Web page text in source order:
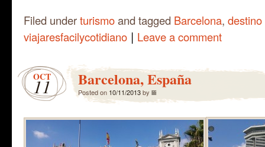
Filed underturismoand tagged Barcelona,
viajaresfacilycotidiano | Leave a comment
OCT
11 Barcelona, España
Posted on 10/11/2013by lili